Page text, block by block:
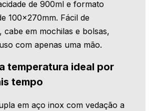
de 900ml e formato
100x270mm. Fácil de
cabe em mochilas e bolsas,
com apenas uma mão.
temperatura ideal por
tempo
em aço inox com vedação a